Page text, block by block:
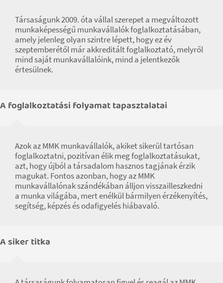
Társaságunk 2009. óta vállal szerepet a megváltozott
munkaképességű munkavállalók foglalkoztatásában,
amely jelenleg olyan szintre lépett, hogy ez év
szeptemberétől már akkreditált foglalkoztató, melyről
mind saját munkavállalóink, mind a jelentkezők
értesülnek.
A foglalkoztatási folyamat tapasztalatai
Azok az MMK munkavállalók, akiket sikerül tartósan
foglalkoztatni, pozitívan élik meg foglalkoztatásukat,
azt, hogy újból a társadalom hasznos tagjának érzik
magukat. Fontos azonban, hogy az MMK
munkavállalónak szándékában álljon visszailleszkedni
a munka világába, mert enélkül bármilyen érzékenyítés,
segítség, képzés és odafigyelés hiábavaló.
A siker titka